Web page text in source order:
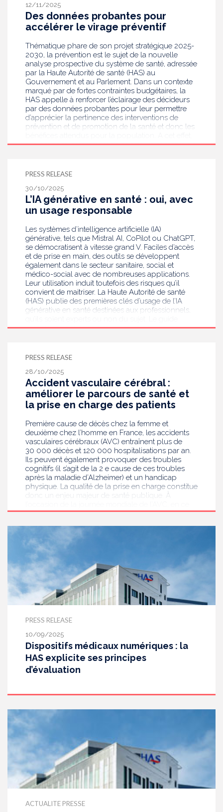
prescrire.
12/11/2025
Des données probantes pour
accélérer le virage préventif
Thématique phare de son projet stratégique 2025-
2030, la prévention est le sujet de la nouvelle
analyse prospective du système de santé, adressée
par la Haute Autorité de santé (HAS) au
Gouvernement et au Parlement. Dans un contexte
marqué par de fortes contraintes budgétaires, la
HAS appelle à renforcer l’éclairage des décideurs
par des données probantes pour leur permettre
d’apprécier la pertinence des interventions de
prévention et de promotion de la santé et donc les
elle propose notamment de construire et mettre en
leur dialogue autour de cet enjeu.
PRESS RELEASE
30/10/2025
L’IA générative en santé : oui, avec
un usage responsable
Les systèmes d’intelligence artificielle (IA)
générative, tels que Mistral AI, CoPilot ou ChatGPT,
se démocratisent à vitesse grand V. Faciles d’accès
et de prise en main, des outils se développent
également dans le secteur sanitaire, social et
médico-social avec de nombreuses applications.
Leur utilisation induit toutefois des risques qu’il
convient de maitriser. La Haute Autorité de santé
(HAS) publie des premières clés d’usage de l’IA
générative en santé destinées aux professionnels,
volontairement concis se structure en 4 lignes
en santé par les usagers viendra compléter ces
PRESS RELEASE
28/10/2025
Accident vasculaire cérébral :
améliorer le parcours de santé et
la prise en charge des patients
Première cause de décès chez la femme et
deuxième chez l’homme en France, les accidents
vasculaires cérébraux (AVC) entraînent plus de
30 000 décès et 120 000 hospitalisations par an.
Ils peuvent également provoquer des troubles
cognitifs (il s’agit de la 2 e cause de ces troubles
après la maladie d’Alzheimer) et un handicap
physique. La qualité de la prise en charge constitue
donc un enjeu majeur de santé publique. À
29 octobre 2025, la HAS publie de nouveaux
patient, depuis l’identification des symptômes
jusqu’à la reprise de sa vie quotidienne. Ces travaux
sont destinés aux professionnels impliqués dans la
prise en charge des personnes ayant fait un AVC,
aux agences régionales de santé, aux patients
concernés ainsi qu’à leur entourage.
PRESS RELEASE
10/09/2025
Dispositifs médicaux numériques : la
HAS explicite ses principes
d’évaluation
ACTUALITE PRESSE